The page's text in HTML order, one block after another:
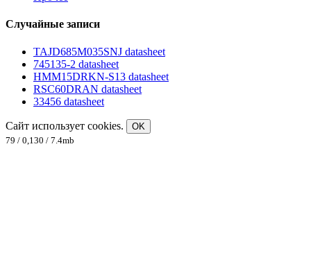
Случайные записи
TAJD685M035SNJ datasheet
745135-2 datasheet
HMM15DRKN-S13 datasheet
RSC60DRAN datasheet
33456 datasheet
Сайт использует cookies.
OK
79 / 0,130 / 7.4mb